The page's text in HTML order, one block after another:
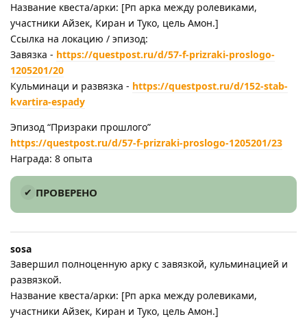
Название квеста/арки: [Рп арка между ролевиками,
участники Айзек, Киран и Туко, цель Амон.]
Ссылка на локацию / эпизод:
Завязка - https://questpost.ru/d/57-f-prizraki-proslogo-
1205201/20
Кульминаци и развязка - https://questpost.ru/d/152-stab-
kvartira-espady
Эпизод “Призраки прошлого”
https://questpost.ru/d/57-f-prizraki-proslogo-1205201/23
Награда: 8 опыта
ПРОВЕРЕНО
sosa
Завершил полноценную арку с завязкой, кульминацией и
развязкой.
Название квеста/арки: [Рп арка между ролевиками,
участники Айзек, Киран и Туко, цель Амон.]